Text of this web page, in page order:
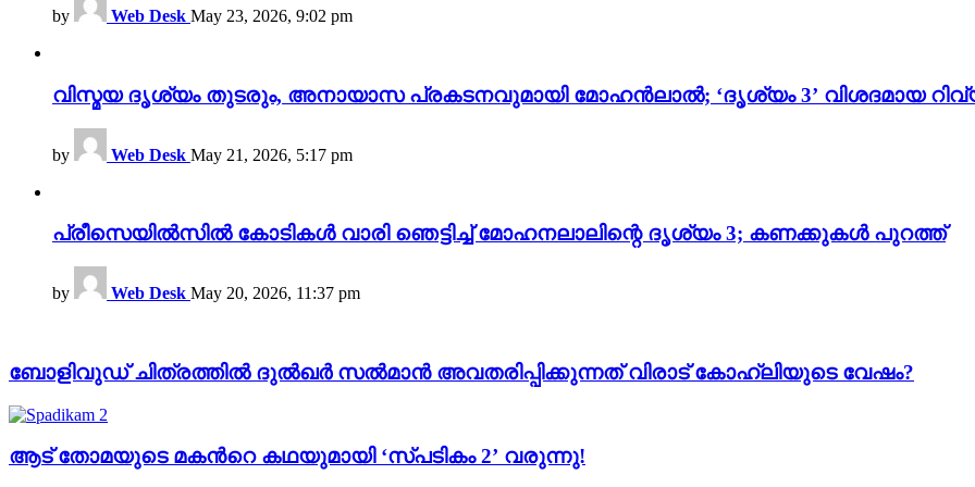
by Web Desk May 23, 2026, 9:02 pm
വിസ്മയ ദൃശ്യം തുടരും, അനായാസ പ്രകടനവുമായി മോഹൻലാൽ; ‘ദൃശ്യം 3’ വിശദമായ
by Web Desk May 21, 2026, 5:17 pm
പ്രീസെയിൽസിൽ കോടികൾ വാരി ഞെട്ടിച്ച് മോഹനലാലിന്റെ ദൃശ്യം 3; കണക്കുകൾ പുറത്ത്
by Web Desk May 20, 2026, 11:37 pm
ബോളിവുഡ് ചിത്രത്തില്‍ ദുൽഖർ സൽമാൻ അവതരിപ്പിക്കുന്നത് വിരാട് കോഹ്ലിയുടെ വേഷം?
ആട് തോമയുടെ മകന്‍റെ കഥയുമായി ‘സ്പടികം 2’ വരുന്നു!